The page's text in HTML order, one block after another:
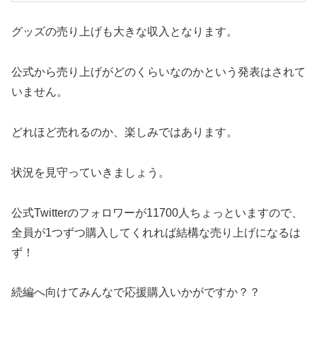
グッズの売り上げも大きな収入となります。
公式から売り上げがどのくらいなのかという発表はされて
いません。
どれほど売れるのか、楽しみではあります。
状況を見守っていきましょう。
公式Twitterのフォロワーが11700人ちょっといますので、
全員が1つずつ購入してくれれば結構な売り上げになるは
ず！
続編へ向けてみんなで応援購入いかがですか？？